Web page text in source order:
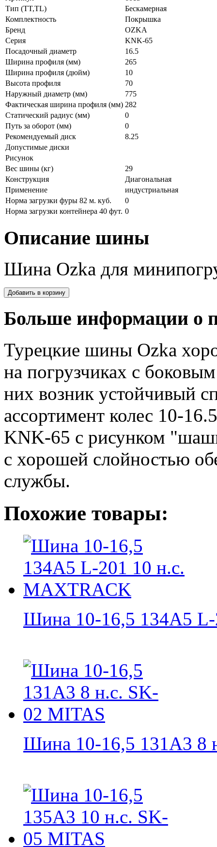
Тип (TT,TL)
Бескамерная
Комплектность
Покрышка
Бренд
OZKA
Серия
KNK-65
Посадочный диаметр
16.5
Ширина профиля (мм)
265
Ширина профиля (дюйм)
10
Высота профиля
70
Наружный диаметр (мм)
775
Фактическая ширина профиля (мм) 282
Статический радиус (мм)
0
Путь за оборот (мм)
0
Рекомендуемый диск
8.25
Допустимые диски
Рисунок
Вес шины (кг)
29
Конструкция
Диагональная
Применение
индустриальная
Норма загрузки фуры 82 м. куб.
0
Норма загрузки контейнера 40 фут. 0
Описание шины
Шина Ozka для
Больше информации о
Турецкие шины Ozka
на погрузчиках с
них возник устойчивый
ассортимент колес 10-
KNK-65 с рисунком
с хорошей слойностью
службы.
Похожие товары:
Шина 10-16,5 134A5 L-
Шина 10-16,5 131A3 8